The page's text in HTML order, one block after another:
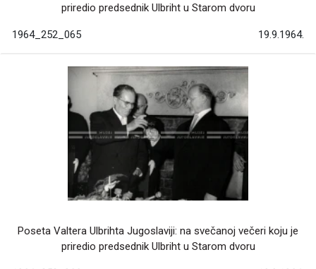
priredio predsednik Ulbriht u Starom dvoru
1964_252_065 19.9.1964.
Poseta Valtera Ulbrihta Jugoslaviji: na svečanoj večeri koju je
priredio predsednik Ulbriht u Starom dvoru